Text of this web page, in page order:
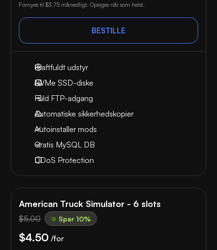
Fornyes til $3.75 månedligt. Opsiges når som helst.
BESTILLE
Kraftfuldt udstyr
NVMe SSD-diske
Fuld FTP-adgang
Automatiske sikkerhedskopier
Autoinstaller mods
Gratis MySQL DB
DDoS Protection
American Truck Simulator - 6 slots
$5.00 Spar 10%
$4.50 /for